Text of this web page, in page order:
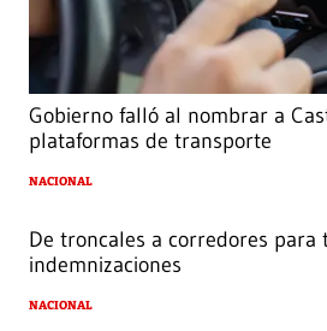
Gobierno falló al nombrar a
plataformas de transporte
NACIONAL
De troncales a corredores para
indemnizaciones
NACIONAL